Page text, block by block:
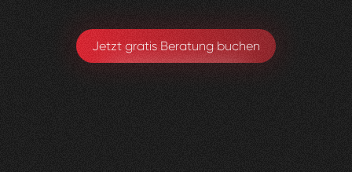
Jetzt gratis Beratung buchen